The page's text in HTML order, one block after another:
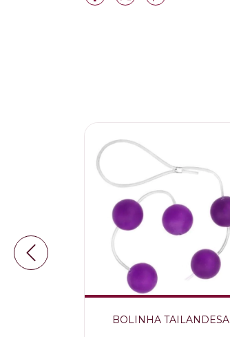
BOLINHA TAILANDESA